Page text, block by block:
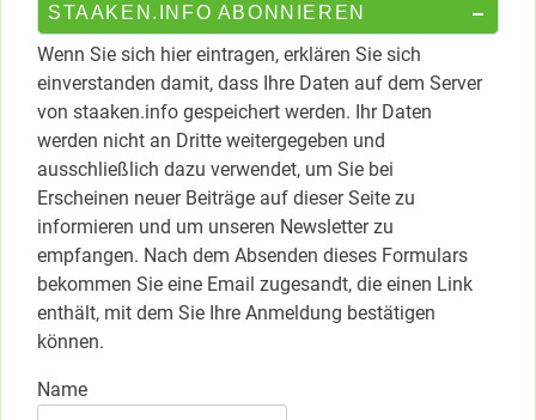
STAAKEN.INFO ABONNIEREN
Wenn Sie sich hier eintragen, erklären Sie sich
einverstanden damit, dass Ihre Daten auf dem Server
von staaken.info gespeichert werden. Ihr Daten
werden nicht an Dritte weitergegeben und
ausschließlich dazu verwendet, um Sie bei
Erscheinen neuer Beiträge auf dieser Seite zu
informieren und um unseren Newsletter zu
empfangen. Nach dem Absenden dieses Formulars
bekommen Sie eine Email zugesandt, die einen Link
enthält, mit dem Sie Ihre Anmeldung bestätigen
können.
Name